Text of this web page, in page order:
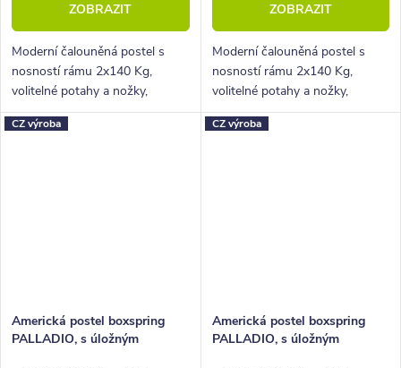
ZOBRAZIT
Moderní čalouněná postel s
nosností rámu 2x140 Kg,
volitelné potahy a nožky,
hluboký úložný prostor.
ZOBRAZIT
Moderní čalouněná postel s
nosností rámu 2x140 Kg,
volitelné potahy a nožky,
hluboký úložný prostor.
CZ výroba
Americká postel boxspring
PALLADIO, s úložným
CZ výroba
Americká postel boxspring
PALLADIO, s úložným